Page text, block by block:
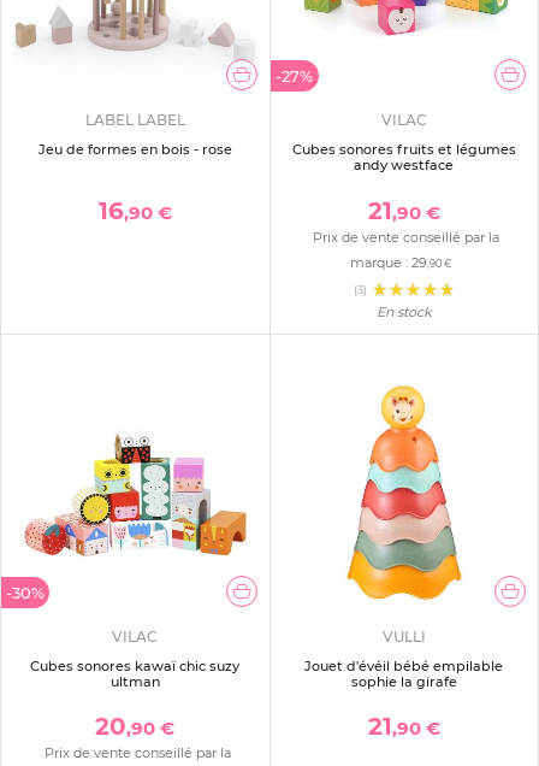
LABEL LABEL
Jeu de formes en bois - rose
16,90 €
-27%
VILAC
Cubes sonores fruits et légumes
andy westface
21,90 €
Prix de vente conseillé par la
marque :29 ,90 €
(3)
En stock
-30%
VILAC
Cubes sonores kawaï chic suzy
ultman
20,90 €
Prix de vente conseillé par la
VULLI
Jouet d'évéil bébé empilable
sophie la girafe
21,90 €